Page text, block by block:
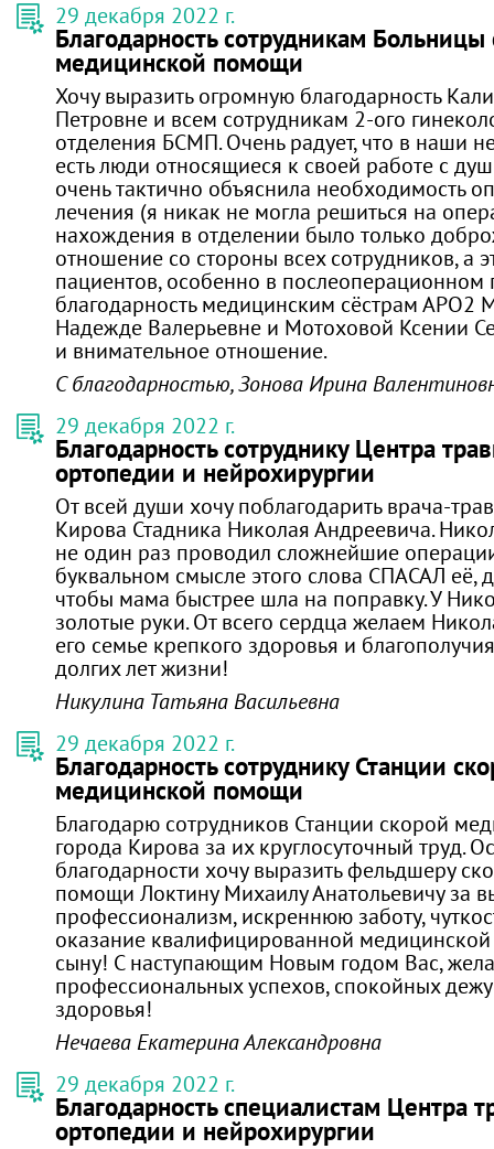
29 декабря 2022 г.
Благодарность сотрудникам Больницы
медицинской помощи
Хочу выразить огромную благодарность
Петровне и всем сотрудникам 2-ого
отделения БСМП. Очень радует, что в наши
есть люди относящиеся к своей работе с
очень тактично объяснила необходимость
лечения (я никак не могла решиться на
нахождения в отделении было только
отношение со стороны всех сотрудников, а
пациентов, особенно в послеоперационном
благодарность медицинским сёстрам АРО2
Надежде Валерьевне и Мотоховой Ксении
и внимательное отношение.
С благодарностью, Зонова Ирина
29 декабря 2022 г.
Благодарность сотруднику Центра
ортопедии и нейрохирургии
От всей души хочу поблагодарить врача-
Кирова Стадника Николая Андреевича.
не один раз проводил сложнейшие
буквальном смысле этого слова СПАСАЛ её,
чтобы мама быстрее шла на поправку. У
золотые руки. От всего сердца желаем
его семье крепкого здоровья и
долгих лет жизни!
Никулина Татьяна Васильевна
29 декабря 2022 г.
Благодарность сотруднику Станции
медицинской помощи
Благодарю сотрудников Станции скорой
города Кирова за их круглосуточный труд.
благодарности хочу выразить фельдшеру
помощи Локтину Михаилу Анатольевичу за
профессионализм, искреннюю заботу,
оказание квалифицированной
сыну! С наступающим Новым годом Вас,
профессиональных успехов, спокойных
здоровья!
Нечаева Екатерина Александровна
29 декабря 2022 г.
Благодарность специалистам Центра
ортопедии и нейрохирургии